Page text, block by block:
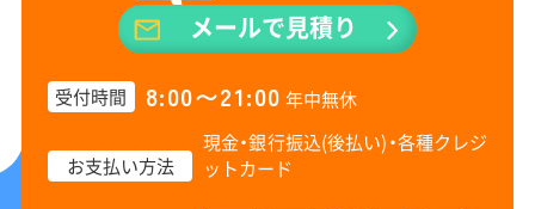
メールで見積り
受付時間 8:00〜21:00 年中無休
お支払い方法
現金・銀行振込(後払い)・各種クレジ
ットカード